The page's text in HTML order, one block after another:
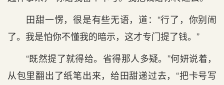
田甜一愣，很是有些无语，道：“行了，你别闹
了。我是怕你不懂我的暗示，这才专门提了钱。”
“既然提了就得给。省得那人多疑。”何妍说着，
从包里翻出了纸笔出来，给田甜递过去，“把卡号写